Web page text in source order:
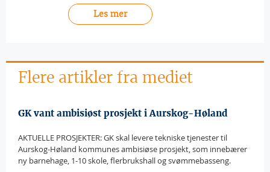
Les mer
Flere artikler fra mediet
GK vant ambisiøst prosjekt i Aurskog-Høland
AKTUELLE PROSJEKTER: GK skal levere tekniske tjenester til
Aurskog-Høland kommunes ambisiøse prosjekt, som innebærer
ny barnehage, 1-10 skole, flerbrukshall og svømmebasseng.